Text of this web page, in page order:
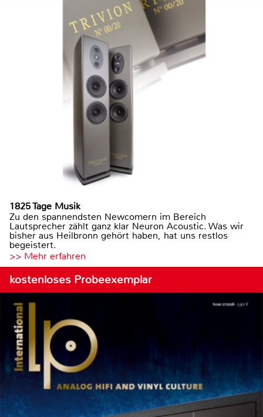
1825 Tage Musik
Zu den spannendsten Newcomern im Bereich
Lautsprecher zählt ganz klar Neuron Acoustic. Was wir
bisher aus Heilbronn gehört haben, hat uns restlos
begeistert.
>> Mehr erfahren
kostenloses Probeexemplar